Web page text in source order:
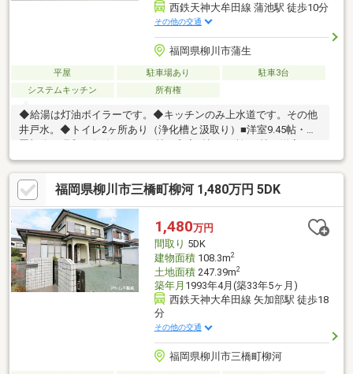
西鉄天神大牟田線 蒲池駅 徒歩10分
その他の交通
福岡県柳川市蒲生
平屋 駐車場あり
駐車3台
システムキッチン
所有権
◆給湯は灯油ボイラーです。◆キッチンのみ上水道です。その他
井戸水。◆トイレ2ヶ所あり（浄化槽と汲取り）■洋室9.45帖・物
置部分（昭和59年築）■DK8.5帖・和室6帖×2ヶ所・8帖・洋室4.5
帖・水回り部分（平成10年増築）
福岡県柳川市三橋町柳河 1,480万円 5DK
1,480万円
間取り 5DK
建物面積108.3m2
土地面積247.39m2
築年月 1993年4月(築33年5ヶ月)
西鉄天神大牟田線 矢加部駅 徒歩18
分
その他の交通
福岡県柳川市三橋町柳河